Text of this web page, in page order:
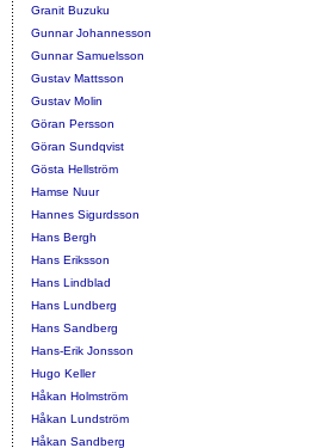
Granit Buzuku
Gunnar Johannesson
Gunnar Samuelsson
Gustav Mattsson
Gustav Molin
Göran Persson
Göran Sundqvist
Gösta Hellström
Hamse Nuur
Hannes Sigurdsson
Hans Bergh
Hans Eriksson
Hans Lindblad
Hans Lundberg
Hans Sandberg
Hans-Erik Jonsson
Hugo Keller
Håkan Holmström
Håkan Lundström
Håkan Sandberg